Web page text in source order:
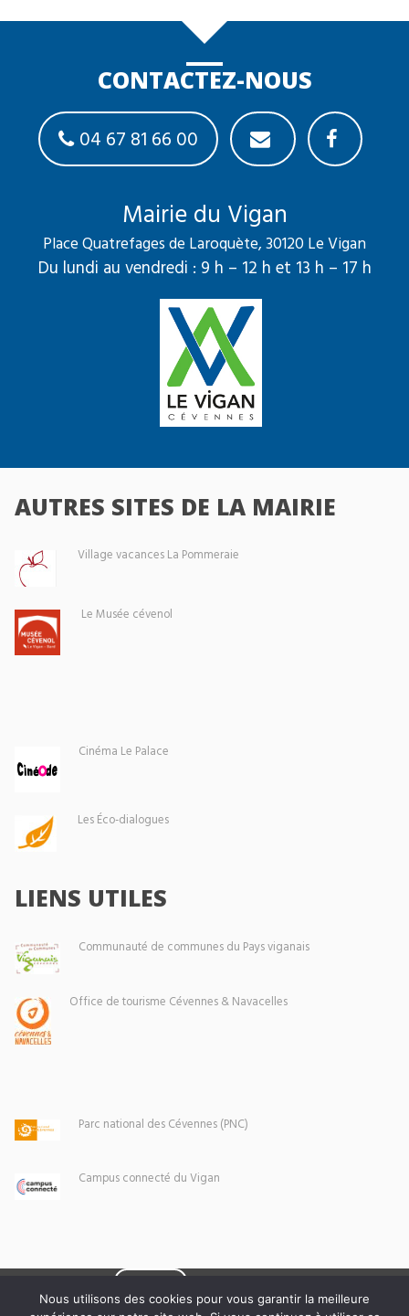
CONTACTEZ-NOUS
04 67 81 66 00
Mairie du Vigan
Place Quatrefages de Laroquète, 30120 Le Vigan
Du lundi au vendredi : 9 h – 12 h et 13 h – 17 h
AUTRES SITES DE LA MAIRIE
Village vacances La Pommeraie
Le Musée cévenol
Cinéma Le Palace
Les Éco-dialogues
LIENS UTILES
Communauté de communes du Pays viganais
Office de tourisme Cévennes & Navacelles
Parc national des Cévennes (PNC)
Campus connecté du Vigan
Nous utilisons des cookies pour vous garantir la meilleure